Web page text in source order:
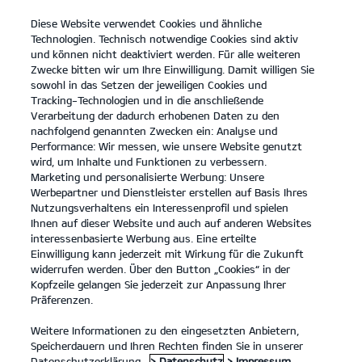
open
menu
KONTAKT
SONDERFAHRZEUGE
SONDERFAHRZEUGE
Kia Fleet Services.
Kia EV3 Elektromotor, Frontantrieb, 81,4-kWh-Batterie GT-line
(Strom/Reduktionsgetriebe); 150 kW (204 PS): Stromverbrauch kombiniert
Diese Website verwendet Cookies und ähnliche
Technologien. Technisch notwendige Cookies sind aktiv
und können nicht deaktiviert werden. Für alle weiteren
Zwecke bitten wir um Ihre Einwilligung. Damit willigen Sie
sowohl in das Setzen der jeweiligen Cookies und
Tracking-Technologien und in die anschließende
Verarbeitung der dadurch erhobenen Daten zu den
nachfolgend genannten Zwecken ein: Analyse und
Performance: Wir messen, wie unsere Website genutzt
wird, um Inhalte und Funktionen zu verbessern.
Marketing und personalisierte Werbung: Unsere
Werbepartner und Dienstleister erstellen auf Basis Ihres
Nutzungsverhaltens ein Interessenprofil und spielen
Ihnen auf dieser Website und auch auf anderen Websites
interessenbasierte Werbung aus. Eine erteilte
Einwilligung kann jederzeit mit Wirkung für die Zukunft
widerrufen werden. Über den Button „Cookies“ in der
Kopfzeile gelangen Sie jederzeit zur Anpassung Ihrer
Präferenzen.
Weitere Informationen zu den eingesetzten Anbietern,
Speicherdauern und Ihren Rechten finden Sie in unserer